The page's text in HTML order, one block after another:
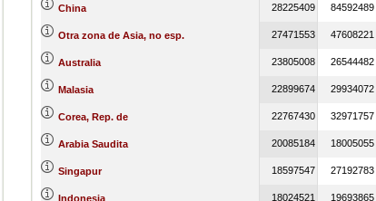
China 28225409 84592489
Otra zona de Asia, no esp. 27471553 47608221
Australia 23805008 26544482
Malasia 22899674 29934072
Corea, Rep. de 22767430 32971757
Arabia Saudita 20085184 18005055
Singapur 18597547 27192783
Indonesia 18024521 19693865